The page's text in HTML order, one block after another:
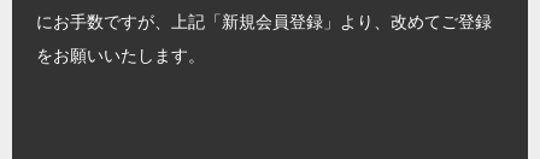
にお手数ですが、上記「新規会員登録」より、改めてご登録
をお願いいたします。